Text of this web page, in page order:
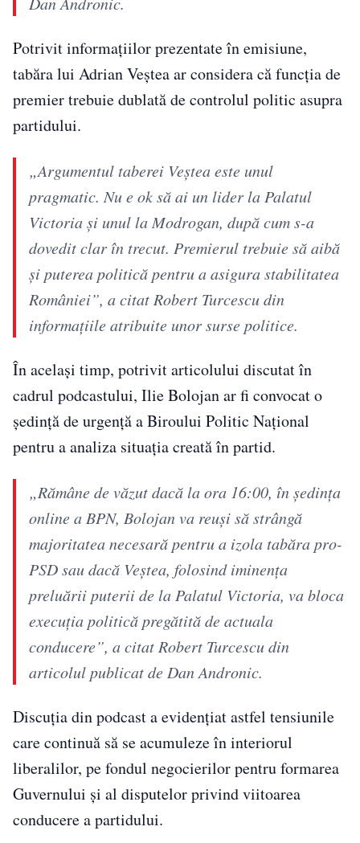
Potrivit informațiilor prezentate în emisiune,
tabăra lui Adrian Veștea ar considera că funcția de
premier trebuie dublată de controlul politic asupra
partidului.
„Argumentul taberei Veștea este unul
pragmatic. Nu e ok să ai un lider la Palatul
Victoria și unul la Modrogan, după cum s-a
dovedit clar în trecut. Premierul trebuie să aibă
și puterea politică pentru a asigura stabilitatea
României”, a citat Robert Turcescu din
informațiile atribuite unor surse politice.
În același timp, potrivit articolului discutat în
cadrul podcastului, Ilie Bolojan ar fi convocat o
ședință de urgență a Biroului Politic Național
pentru a analiza situația creată în partid.
„Rămâne de văzut dacă la ora 16:00, în ședința
online a BPN, Bolojan va reuși să strângă
majoritatea necesară pentru a izola tabăra pro-
PSD sau dacă Veștea, folosind iminența
preluării puterii de la Palatul Victoria, va bloca
execuția politică pregătită de actuala
conducere”, a citat Robert Turcescu din
articolul publicat de Dan Andronic.
Discuția din podcast a evidențiat astfel tensiunile
care continuă să se acumuleze în interiorul
liberalilor, pe fondul negocierilor pentru formarea
Guvernului și al disputelor privind viitoarea
conducere a partidului.